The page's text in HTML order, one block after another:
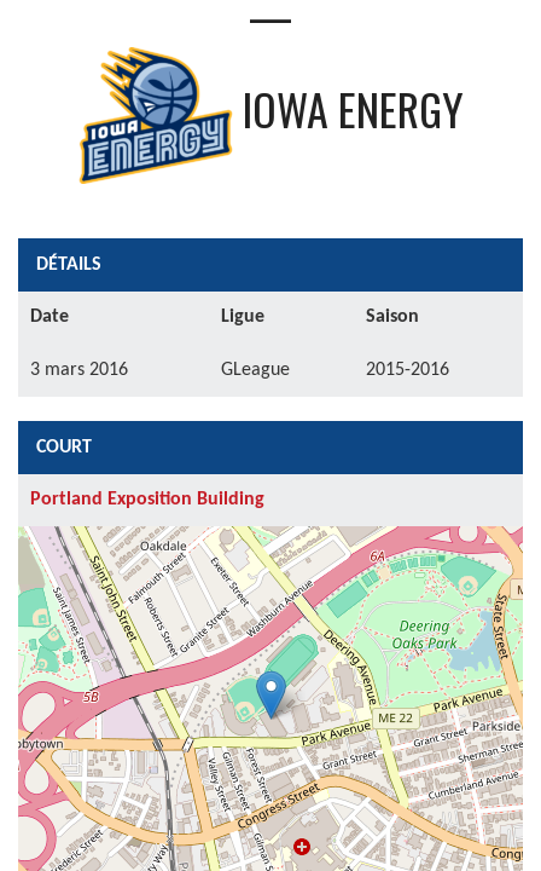
—
IOWA ENERGY
DÉTAILS
Date Ligue Saison
3 mars 2016 GLeague 2015-2016
COURT
Portland Exposition Building